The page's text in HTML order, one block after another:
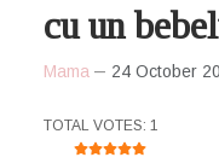
cu un
Mama 24 October
USER RATING: 5
TOTAL VOTES: 1